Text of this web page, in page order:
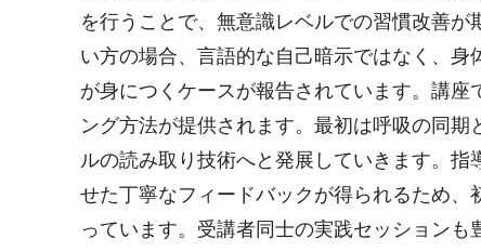
を行うことで、無意識レベルでの習慣改善
い方の場合、言語的な自己暗示ではなく、
が身につくケースが報告されています。講
ング方法が提供されます。最初は呼吸の同
ルの読み取り技術へと発展していきます。
せた丁寧なフィードバックが得られるため
っています。受講者同士の実践セッション